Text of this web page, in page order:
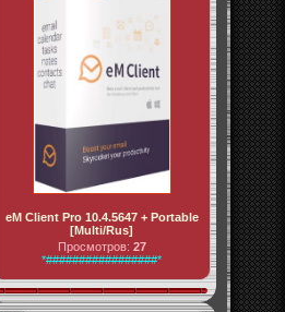
eM Client Pro 10.4.5647 + Portable
[Multi/Rus]
Просмотров: 27
*#################*